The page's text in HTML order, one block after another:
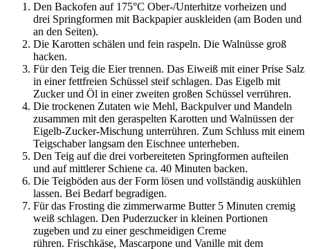
Den Backofen auf 175°C Ober-/Unterhitze vorheizen und
drei Springformen mit Backpapier auskleiden (am Boden und
an den Seiten).
Die Karotten schälen und fein raspeln. Die Walnüsse groß
hacken.
Für den Teig die Eier trennen. Das Eiweiß mit einer Prise Salz
in einer fettfreien Schüssel steif schlagen. Das Eigelb mit
Zucker und Öl in einer zweiten großen Schüssel verrühren.
Die trockenen Zutaten wie Mehl, Backpulver und Mandeln
zusammen mit den geraspelten Karotten und Walnüssen der
Eigelb-Zucker-Mischung unterrühren. Zum Schluss mit einem
Teigschaber langsam den Eischnee unterheben.
Den Teig auf die drei vorbereiteten Springformen aufteilen
und auf mittlerer Schiene ca. 40 Minuten backen.
Die Teigböden aus der Form lösen und vollständig auskühlen
lassen. Bei Bedarf begradigen.
Für das Frosting die zimmerwarme Butter 5 Minuten cremig
weiß schlagen. Den Puderzucker in kleinen Portionen
zugeben und zu einer geschmeidigen Creme
rühren. Frischkäse, Mascarpone und Vanille mit dem